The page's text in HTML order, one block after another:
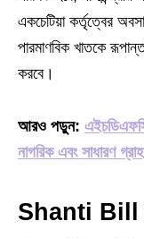
একচেটিয়া কর্তৃত্বের
পারমাণবিক খাতকে
করবে।
আরও পড়ুন:
নাগরিক এবং সাধারণ
Shanti Bill